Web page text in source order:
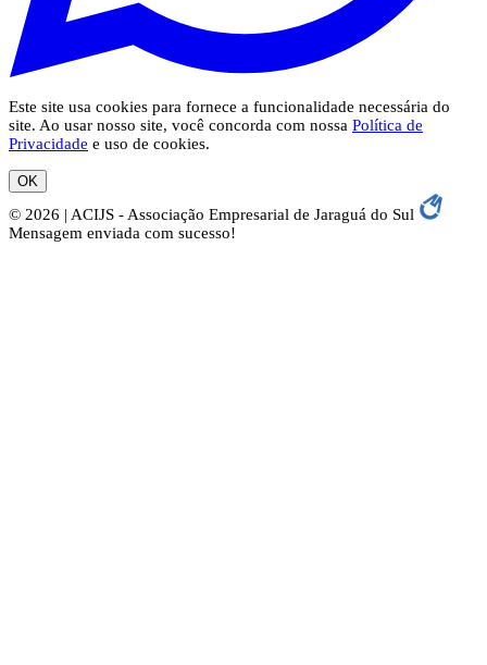
Este site usa cookies para fornece a funcionalidade necessária do
site. Ao usar nosso site, você concorda com nossa Política de
Privacidade e uso de cookies.
OK
© 2026 | ACIJS - Associação Empresarial de Jaraguá do Sul
Mensagem enviada com sucesso!